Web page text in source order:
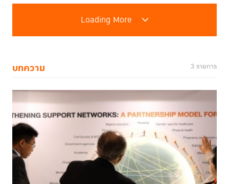
Loading More
บทความ 3 รายการ